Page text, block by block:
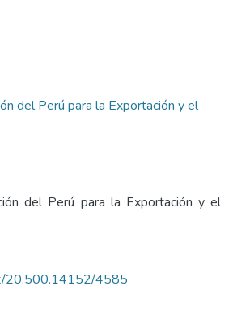
del Perú para la Exportación y el
del Perú para la Exportación y el
20.500.14152/4585